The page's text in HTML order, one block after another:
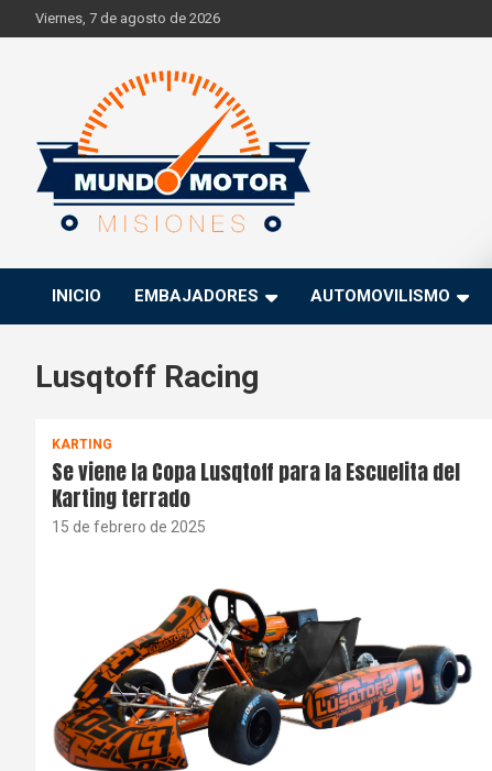
to
Viernes, 7 de agosto de 2026
Mundo Motor Misiones
INICIO EMBAJADORES AUTOMOVILISMO
Lusqtoff Racing
KARTING
Se viene la Copa Lusqtoff para la Escuelita del
Karting terrado
15 de febrero de 2025